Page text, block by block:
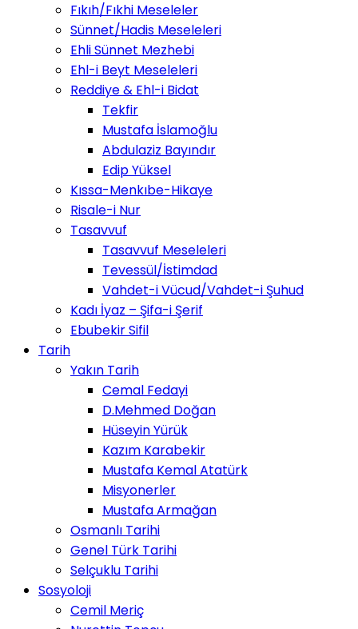
Fıkıh/Fıkhi Meseleler
Sünnet/Hadis Meseleleri
Ehli Sünnet Mezhebi
Ehl-i Beyt Meseleleri
Reddiye & Ehl-i Bidat
Tekfir
Mustafa İslamoğlu
Abdulaziz Bayındır
Edip Yüksel
Kıssa-Menkıbe-Hikaye
Risale-i Nur
Tasavvuf
Tasavvuf Meseleleri
Tevessül/İstimdad
Vahdet-i Vücud/Vahdet-i Şuhud
Kadı İyaz – Şifa-i Şerif
Ebubekir Sifil
Tarih
Yakın Tarih
Cemal Fedayi
D.Mehmed Doğan
Hüseyin Yürük
Kazım Karabekir
Mustafa Kemal Atatürk
Misyonerler
Mustafa Armağan
Osmanlı Tarihi
Genel Türk Tarihi
Selçuklu Tarihi
Sosyoloji
Cemil Meriç